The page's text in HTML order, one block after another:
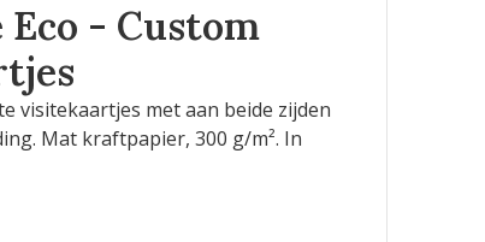
- Custom
visitekaartjes met aan beide zijden
Mat kraftpapier, 300 g/m². In